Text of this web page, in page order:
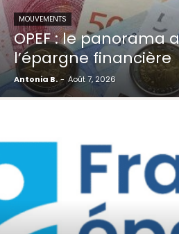
MOUVEMENTS
OPEF : le panorama
l’épargne financière
Antonia B. - Août 7, 2026